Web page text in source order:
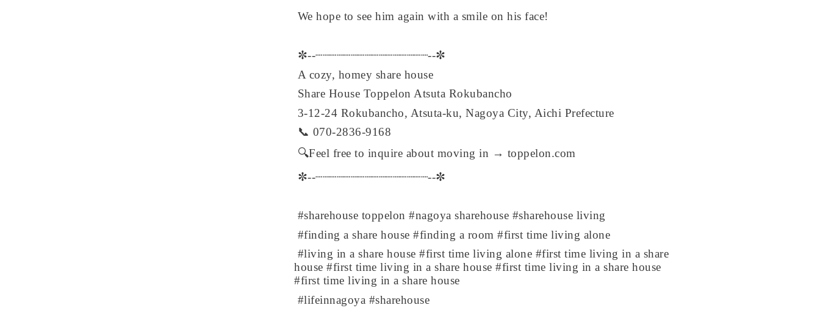
We hope to see him again with a smile on his face!
✼--┈┈┈┈┈┈┈┈┈┈┈┈┈┈┈┈--✼
A cozy, homey share house
Share House Toppelon Atsuta Rokubancho
3-12-24 Rokubancho, Atsuta-ku, Nagoya City, Aichi Prefecture
📞 070-2836-9168
🔍Feel free to inquire about moving in → toppelon.com
✼--┈┈┈┈┈┈┈┈┈┈┈┈┈┈┈┈--✼
#sharehouse toppelon #nagoya sharehouse #sharehouse living
#finding a share house #finding a room #first time living alone
#living in a share house #first time living alone #first time living in a share
house #first time living in a share house #first time living in a share house
#first time living in a share house
#lifeinnagoya #sharehouse